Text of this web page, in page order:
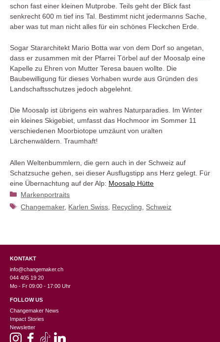
schon fast einer kleinen Mutprobe. Teils geht der Blick fast
senkrecht 600 m tief ins Tal. Bestimmt nicht jedermanns Sache,
aber was tut man nicht alles für ein schönes Fleckchen Erde.
Sogar Stararchitekt Mario Botta war von dem Dorf so angetan,
dass er zusammen mit der Pfarrei Törbel auf der Moosalp eine
Kapelle zu Ehren von Mutter Teresa bauen wollte. Die
Baubewilligung für dieses Vorhaben wurde aus Gründen des
Landschaftsschutzes jedoch abgelehnt.
Die Moosalp ist übrigens ein wahres Naturparadies. Im Winter
ein kleines Skigebiet, umfasst das Hochmoor im Sommer 11
verschiedenen Moorbiotope umzäunt von uralten
Lärchenwäldern. Traumhaft!
Allen Weltenbummlern, die gern auch in der Schweiz auf
Schatzsuche gehen, sei dieser Ausflugstipp ans Herz gelegt. Für
eine Übernachtung auf der Alp: Moosalp Hütte
Kategorien
Markenportraits
Schlagwörter
Changemaker, Karlen Swiss Recycling Schweiz
KONTAKT
info@changemaker.ch
044 405 19 20
Mo - Fr 09:00 - 17:00 Uhr
FOLLOW US
Changemaker News
Impact Stories
Newsletter